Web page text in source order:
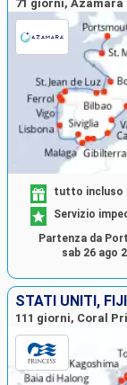
71 giorni, Azamara
tutto incluso
Servizio
Partenza da
sab 26 ago
111 giorni, Coral